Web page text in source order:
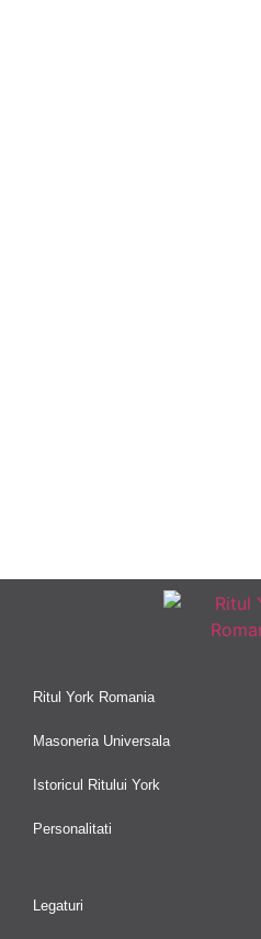
Ritul York Romania
Masoneria Universala
Istoricul Ritului York
Personalitati
Legaturi